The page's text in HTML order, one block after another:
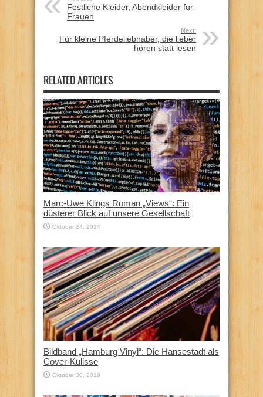
Festliche Kleider, Abendkleider für
Frauen
Next:
Für kleine Pferdeliebhaber, die lieber
hören statt lesen
RELATED ARTICLES
Marc-Uwe Klings Roman „Views“: Ein
düsterer Blick auf unsere Gesellschaft
Oktober 24, 2024
Bildband „Hamburg Vinyl“: Die Hansestadt als
Cover-Kulisse
Oktober 30, 2019